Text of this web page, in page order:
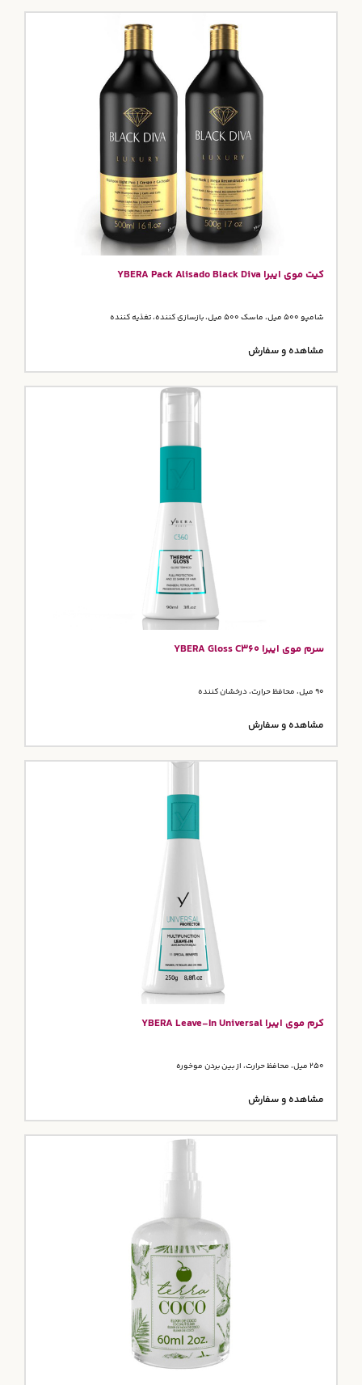
کیت موی ایبرا YBERA Pack Alisado Black Diva
شامپو 500 میل، ماسک 500 میل، بازسازی کننده، تغذیه کننده
مشاهده و سفارش
سرم موی ایبرا YBERA Gloss C360
90 میل، محافظ حرارت، درخشان کننده
مشاهده و سفارش
کرم موی ایبرا YBERA Leave-In Universal
250 میل، محافظ حرارت، از بین بردن موخوره
مشاهده و سفارش